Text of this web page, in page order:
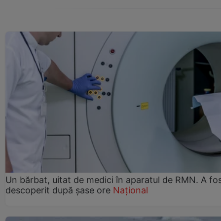
Un bărbat, uitat de medici în aparatul de RMN. A
descoperit după șase ore Național